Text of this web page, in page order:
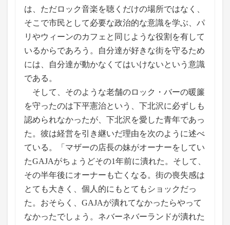
は、ただロック音楽を聴くだけの場所ではなく、
そこで市民として必要な政治的な意識を学ぶ、パ
リやウィーンのカフェと同じような役割を有して
いるからであろう。自分達が好きな街を守るため
には、自分達が動かなくてはいけないという意識
である。
そして、そのような老舗のロック・バーの暖簾
を守ったのは下平憲治という、下北沢に必ずしも
認められなかったが、下北沢を愛した青年であっ
た。彼は経営を引き継いだ理由を次のように述べ
ている。「マザーの店長の妹がオーナーをしてい
たGAJAがちょうどその1年前に潰れた。そして、
その半年後にオーナーも亡くなる。街の喪失感は
とても大きく、個人的にもとてもショックだっ
た。おそらく、GAJAが潰れてなかったらやって
なかったでしょう。ネバーネバーランドが潰れた